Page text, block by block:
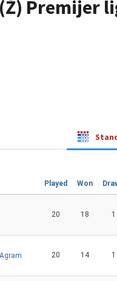
Premijer
Played Won
20 18 1
20 14 1